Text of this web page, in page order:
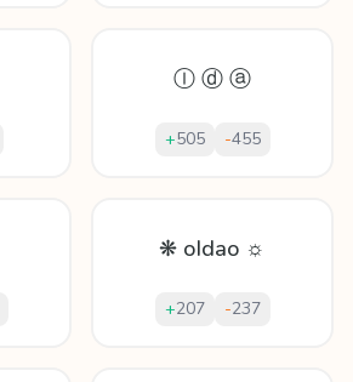
Ⓘ ⓓ ⓐ
+505 -455
❋ oIdao ☼
+207 -237